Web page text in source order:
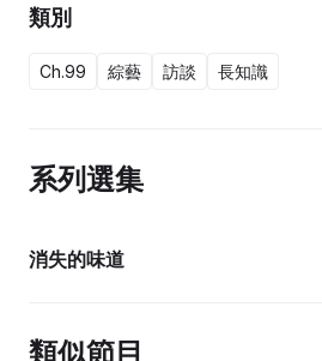
類別
Ch.99 綜藝 訪談 長知識
系列選集
消失的味道
類似節目